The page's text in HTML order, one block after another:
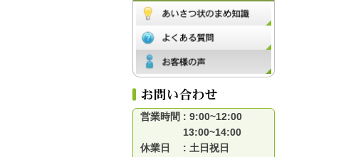
営業時間 : 9:00~12:00
13:00~14:00
休業日 : 土日祝日